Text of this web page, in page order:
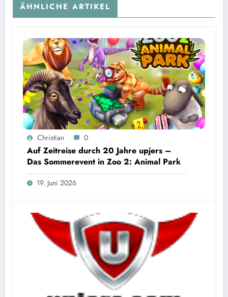
ÄHNLICHE ARTIKEL
Christian 0
Auf Zeitreise durch 20 Jahre upjers –
Das Sommerevent in Zoo 2: Animal Park
19. Juni 2026